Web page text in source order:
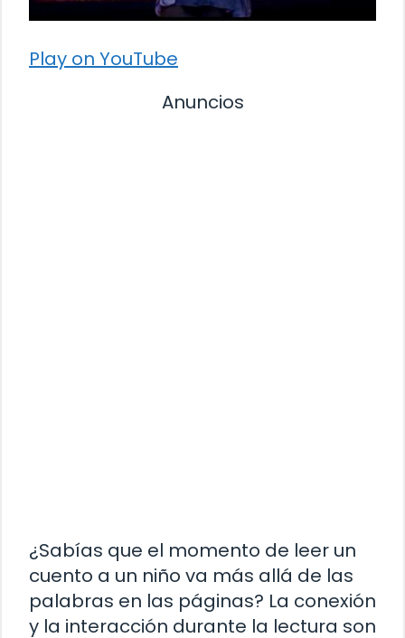
Play on YouTube
Anuncios
¿Sabías que el momento de leer un
cuento a un niño va más allá de las
palabras en las páginas? La conexión
y la interacción durante la lectura son